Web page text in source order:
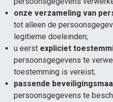
onze verzameling van
tot alleen de
legitieme doeleinden;
u eerst expliciet
persoonsgegevens te
toestemming is vereist;
passende
persoonsgegevens te